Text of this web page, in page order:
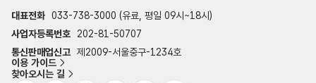
대표전화 033-738-3000 (유료, 평일 09시~18시)
사업자등록번호
202-81-50707
통신판매업신고 제2009-서울중구-1234호
이용 가이드
찾아오시는 길